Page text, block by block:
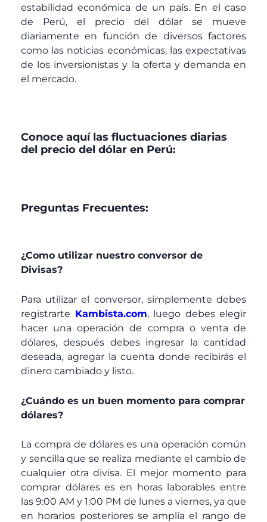
estabilidad económica de un país. En el caso
de Perú, el precio del dólar se mueve
diariamente en función de diversos factores
como las noticias económicas, las expectativas
de los inversionistas y la oferta y demanda en
el mercado.
Conoce aquí las fluctuaciones diarias
del precio del dólar en Perú:
Preguntas Frecuentes:
¿Como utilizar nuestro conversor de
Divisas?
Para utilizar el conversor, simplemente debes
registrarte Kambista.com, luego debes elegir
hacer una operación de compra o venta de
dólares, después debes ingresar la cantidad
deseada, agregar la cuenta donde recibirás el
dinero cambiado y listo.
¿Cuándo es un buen momento para comprar
dólares?
La compra de dólares es una operación común
y sencilla que se realiza mediante el cambio de
cualquier otra divisa. El mejor momento para
comprar dólares es en horas laborables entre
las 9:00 AM y 1:00 PM de lunes a viernes, ya que
en horarios posteriores se amplía el rango de